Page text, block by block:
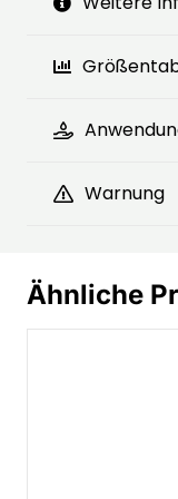
Warnung
Ähnliche